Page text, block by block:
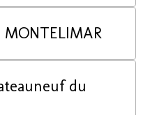
MONTELIMAR
du